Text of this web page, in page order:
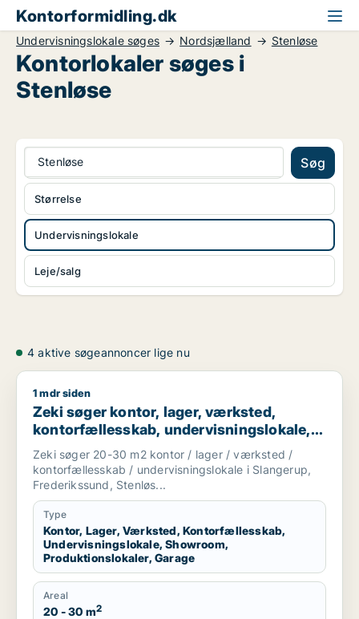
Kontorformidling.dk
Undervisningslokale søges Nordsjælland Stenløse
Kontorlokaler søges i
Stenløse
Stenløse Søg
Undervisningslokale
Leje/salg
Størrelse
4 aktive søgeannoncer lige nu
Zeki søger kontor, lager, værksted, kontorfællesskab,
1 mdr siden
Zeki søger kontor, lager, værksted,
kontorfællesskab, undervisningslokale,
showroom, produktionslokaler eller
garage til leje i Slangerup, Frederikssund
eller Stenløse m.fl.
Zeki søger 20-30 m2 kontor / lager / værksted /
kontorfællesskab / undervisningslokale i Slangerup,
Frederikssund, Stenløs...
Type
Kontor, Lager, Værksted, Kontorfællesskab,
Undervisningslokale, Showroom,
Produktionslokaler, Garage
Areal
20 - 30 m2